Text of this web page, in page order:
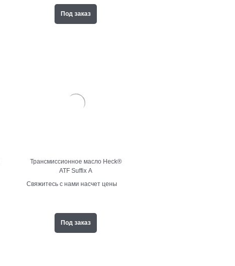
Под заказ
Трансмиссионное масло Heck®
ATF Suffix A
Свяжитесь с нами насчет цены
Под заказ